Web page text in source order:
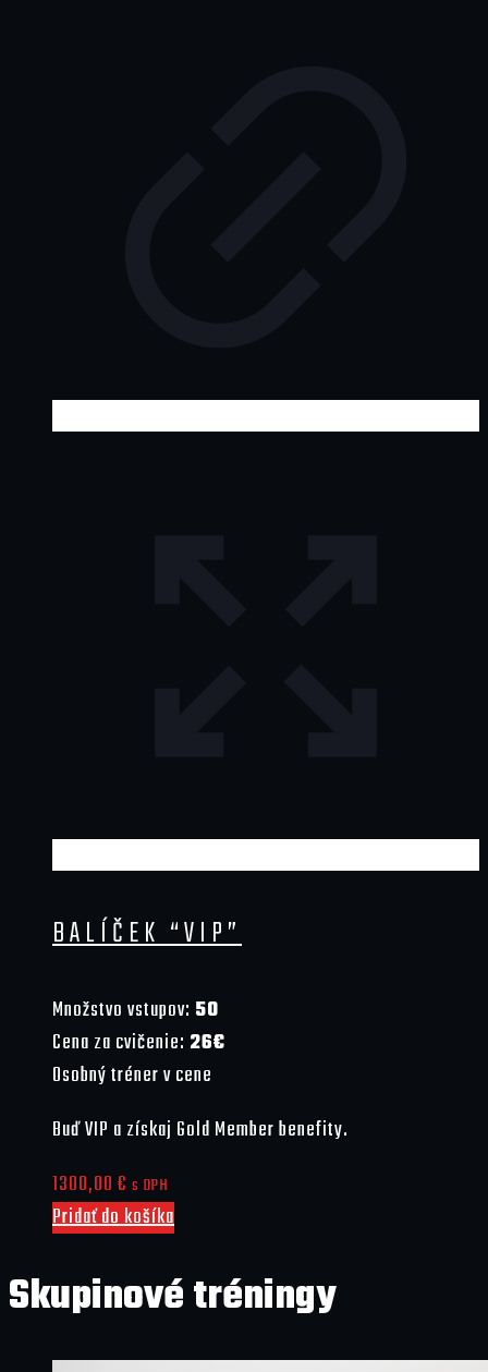
BALÍČEK “VIP”
Množstvo vstupov: 50
Cena za cvičenie: 26€
Osobný tréner v cene
Buď VIP a získaj Gold Member benefity.
1300,00 € s DPH
Pridať do košíka
Skupinové tréningy